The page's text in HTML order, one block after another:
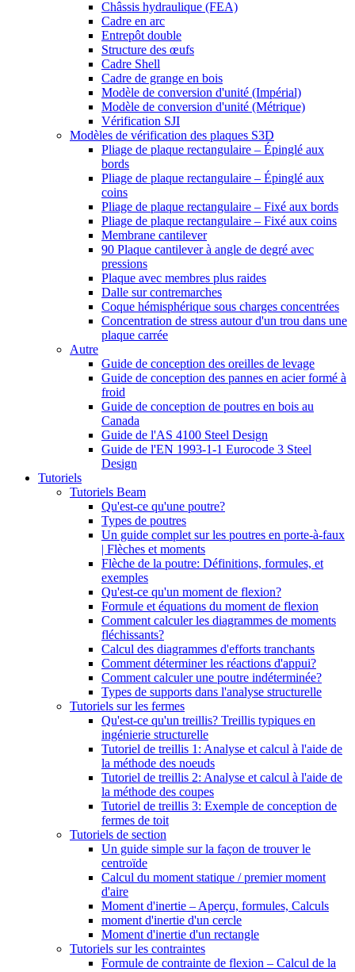
Châssis hydraulique (FEA)
Cadre en arc
Entrepôt double
Structure des œufs
Cadre Shell
Cadre de grange en bois
Modèle de conversion d'unité (Impérial)
Modèle de conversion d'unité (Métrique)
Vérification SJI
Modèles de vérification des plaques S3D
Pliage de plaque rectangulaire – Épinglé aux
bords
Pliage de plaque rectangulaire – Épinglé aux
coins
Pliage de plaque rectangulaire – Fixé aux bords
Pliage de plaque rectangulaire – Fixé aux coins
Membrane cantilever
90 Plaque cantilever à angle de degré avec
pressions
Plaque avec membres plus raides
Dalle sur contremarches
Coque hémisphérique sous charges concentrées
Concentration de stress autour d'un trou dans une
plaque carrée
Autre
Guide de conception des oreilles de levage
Guide de conception des pannes en acier formé à
froid
Guide de conception de poutres en bois au
Canada
Guide de l'AS 4100 Steel Design
Guide de l'EN 1993-1-1 Eurocode 3 Steel
Design
Tutoriels
Tutoriels Beam
Qu'est-ce qu'une poutre?
Types de poutres
Un guide complet sur les poutres en porte-à-faux
| Flèches et moments
Flèche de la poutre: Définitions, formules, et
exemples
Qu'est-ce qu'un moment de flexion?
Formule et équations du moment de flexion
Comment calculer les diagrammes de moments
fléchissants?
Calcul des diagrammes d'efforts tranchants
Comment déterminer les réactions d'appui?
Comment calculer une poutre indéterminée?
Types de supports dans l'analyse structurelle
Tutoriels sur les fermes
Qu'est-ce qu'un treillis? Treillis typiques en
ingénierie structurelle
Tutoriel de treillis 1: Analyse et calcul à l'aide de
la méthode des noeuds
Tutoriel de treillis 2: Analyse et calcul à l'aide de
la méthode des coupes
Tutoriel de treillis 3: Exemple de conception de
fermes de toit
Tutoriels de section
Un guide simple sur la façon de trouver le
centroïde
Calcul du moment statique / premier moment
d'aire
Moment d'inertie – Aperçu, formules, Calculs
moment d'inertie d'un cercle
Moment d'inertie d'un rectangle
Tutoriels sur les contraintes
Formule de contrainte de flexion – Calcul de la